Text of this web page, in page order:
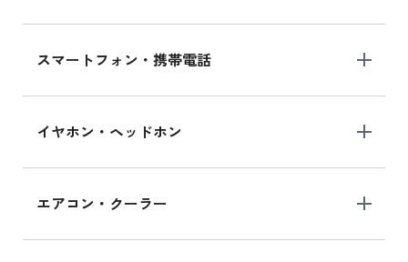
スマートフォン・携帯電話
イヤホン・ヘッドホン
エアコン・クーラー